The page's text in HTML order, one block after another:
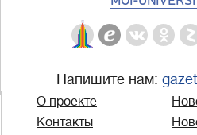
Напишите нам:
О проекте
Контакты